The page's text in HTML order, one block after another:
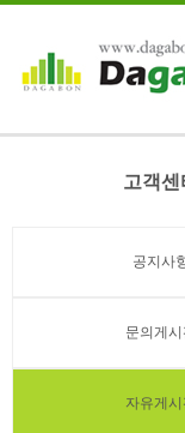
고객센
공지사
문의게
자유게